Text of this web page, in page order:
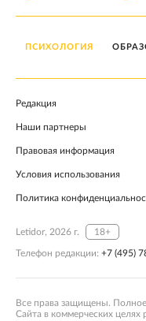
ПСИХОЛОГИЯ
Редакция
Наши партнеры
Правовая информация
Условия использования
Политика
Letidor, 2026 г. 18+
Телефон редакции: +7 (495)
Все права защищены.
Сайта в коммерческих целях